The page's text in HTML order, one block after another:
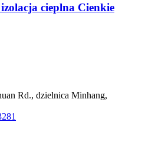
cieplna Cienkie
Rd., dzielnica Minhang,